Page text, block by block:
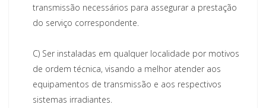
transmissão necessários para assegurar a prestação
do serviço correspondente.
C) Ser instaladas em qualquer localidade por motivos
de ordem técnica, visando a melhor atender aos
equipamentos de transmissão e aos respectivos
sistemas irradiantes.